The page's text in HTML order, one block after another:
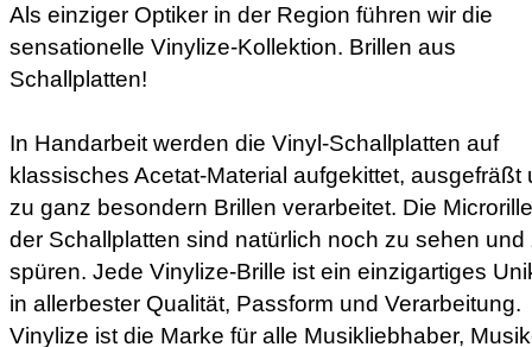
Als einziger Optiker in der Region führen wir die
sensationelle Vinylize-Kollektion. Brillen aus
Schallplatten!
In Handarbeit werden die Vinyl-Schallplatten auf
klassisches Acetat-Material aufgekittet, ausgefräßt
zu ganz besondern Brillen verarbeitet. Die
der Schallplatten sind natürlich noch zu sehen und
spüren. Jede Vinylize-Brille ist ein einzigartiges
in allerbester Qualität, Passform und Verarbeitung.
Vinylize ist die Marke für alle Musikliebhaber,